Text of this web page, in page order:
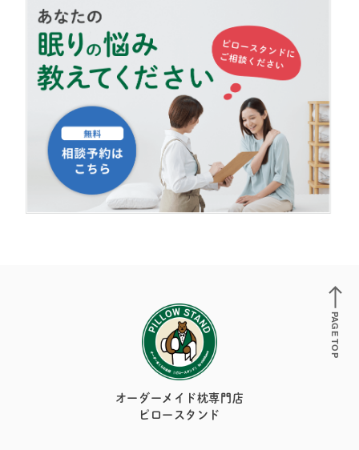
オーダーメイド枕専門店
ピロースタンド
PAGE TOP